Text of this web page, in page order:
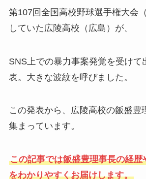
第107回全国高校野球選手権大会
していた広陵高校（広島）が、
SNS上での暴力事案発覚を受けて
表。大きな波紋を呼びました。
この発表から、広陵高校の飯盛豊
集まっています。
この記事では飯盛豊理事長の経歴
をわかりやすくお届けします。